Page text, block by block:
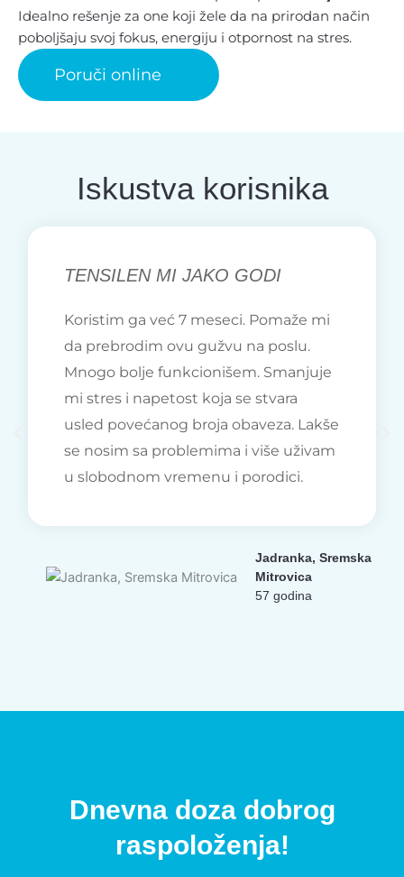
Idealno rešenje za one koji žele da na prirodan način
poboljšaju svoj fokus, energiju i otpornost na stres.
Poruči online
Iskustva korisnika
TENSILEN MI JAKO GODI
Koristim ga već 7 meseci. Pomaže mi
da prebrodim ovu gužvu na poslu.
Mnogo bolje funkcionišem. Smanjuje
mi stres i napetost koja se stvara
usled povećanog broja obaveza. Lakše
se nosim sa problemima i više uživam
u slobodnom vremenu i porodici.
Jadranka, Sremska
Mitrovica
57 godina
Dnevna doza dobrog
raspoloženja!